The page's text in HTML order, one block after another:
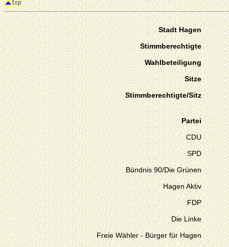
Stadt Hagen
Stimmberechtigte
Wahlbeteiligung
Sitze
Stimmberechtigte/Sitz
Partei
CDU
SPD
Bündnis 90/Die Grünen
Hagen Aktiv
FDP
Die Linke
Freie Wähler - Bürger für Hagen